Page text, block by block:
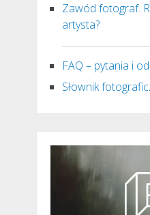
Zawód fotograf.
artysta?
FAQ – pytania i
Słownik